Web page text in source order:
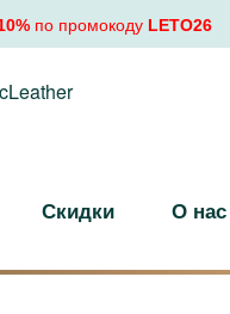
по промокоду LETO26
Скидки О нас